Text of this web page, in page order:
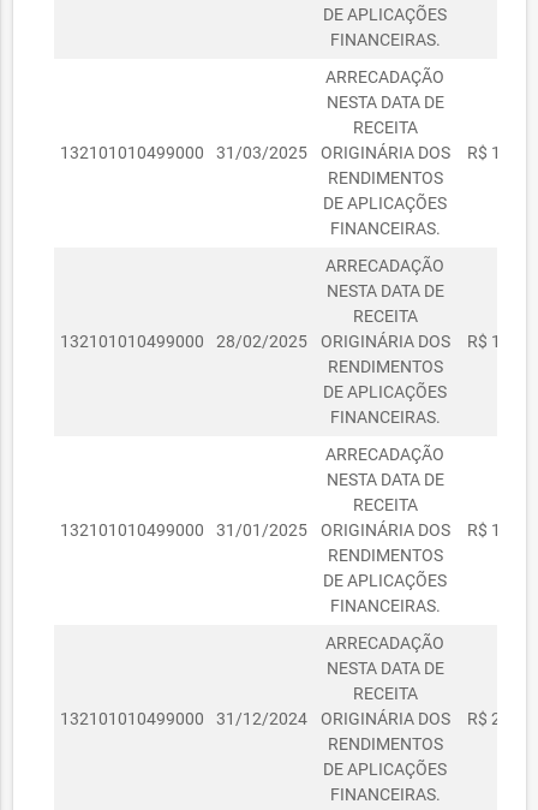
DE APLICAÇÕES
FINANCEIRAS.
132101010499000 31/03/2025
ARRECADAÇÃO
NESTA DATA DE
RECEITA
ORIGINÁRIA DOS
RENDIMENTOS
DE APLICAÇÕES
FINANCEIRAS.
R$
132101010499000 28/02/2025
ARRECADAÇÃO
NESTA DATA DE
RECEITA
ORIGINÁRIA DOS
RENDIMENTOS
DE APLICAÇÕES
FINANCEIRAS.
R$
132101010499000 31/01/2025
ARRECADAÇÃO
NESTA DATA DE
RECEITA
ORIGINÁRIA DOS
RENDIMENTOS
DE APLICAÇÕES
FINANCEIRAS.
R$
132101010499000 31/12/2024
ARRECADAÇÃO
NESTA DATA DE
RECEITA
ORIGINÁRIA DOS
RENDIMENTOS
DE APLICAÇÕES
FINANCEIRAS.
R$